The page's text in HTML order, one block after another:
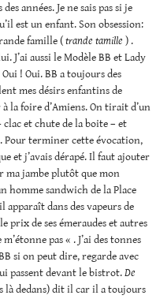
années. Je ne sais pas si je
est un enfant. Son obsession:
famille (trande tamille ) .
J’ai aussi le Modèle BB et Lady
! Oui. BB a toujours des
mes désirs enfantins de
la foire d’Amiens. On tirait d’un
et chute de la boite – et
Pour terminer cette évocation,
et j’avais dérapé. Il faut ajouter
ma jambe plutôt que mon
homme sandwich de la Place
apparaît dans des vapeurs de
prix de ses émeraudes et autres
pas « . J’ai des tonnes
si on peut dire, regarde avec
passent devant le bistrot.De
là dedans) dit il car il a toujours